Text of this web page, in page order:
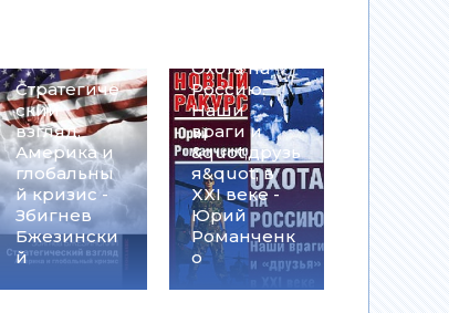
Стратегиче
ский
взгляд.
Америка и
глобальны
й кризис -
Збигнев
Бжезински
й
Охота на
Россию.
Наши
враги и
&quot;друзь
я&quot; в
XXI веке -
Юрий
Романченк
о